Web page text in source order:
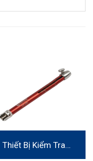
Thiết Bị Kiểm Tra